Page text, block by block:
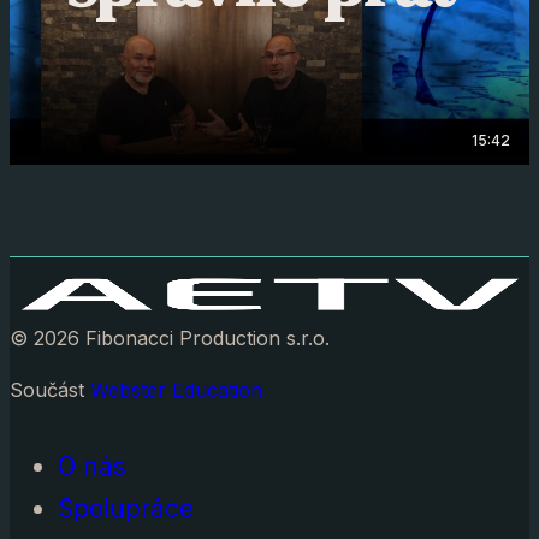
15:42
© 2026 Fibonacci Production s.r.o.
Součást Webster Education
O nás
Spolupráce